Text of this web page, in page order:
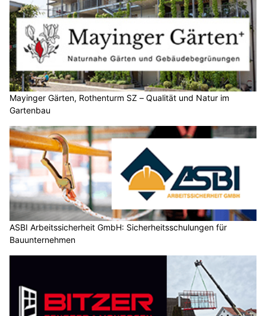
Mayinger Gärten, Rothenturm SZ – Qualität und Natur im
Gartenbau
ASBI Arbeitssicherheit GmbH: Sicherheitsschulungen für
Bauunternehmen